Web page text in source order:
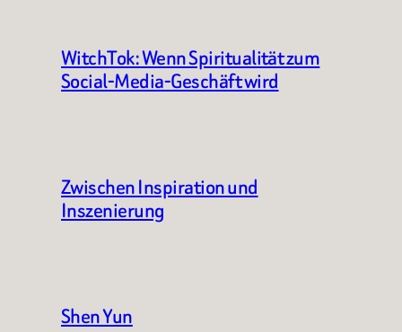
WitchTok: Wenn Spiritualität zum
Social-Media-Geschäft wird
Zwischen Inspiration und
Inszenierung
Shen Yun